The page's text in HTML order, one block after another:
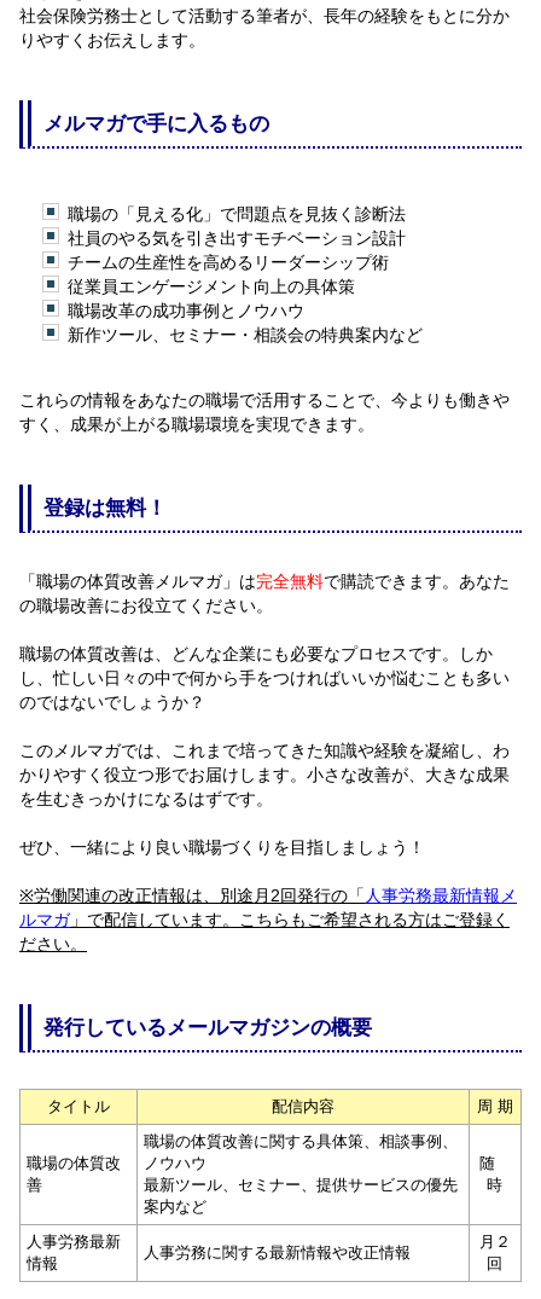
社会保険労務士として活動する筆者が、長年の経験をもとに分か
りやすくお伝えします。
メルマガで手に入るもの
職場の「見える化」で問題点を見抜く診断法
社員のやる気を引き出すモチベーション設計
チームの生産性を高めるリーダーシップ術
従業員エンゲージメント向上の具体策
職場改革の成功事例とノウハウ
新作ツール、セミナー・相談会の特典案内など
これらの情報をあなたの職場で活用することで、今よりも働きや
すく、成果が上がる職場環境を実現できます。
登録は無料！
「職場の体質改善メルマガ」は完全無料で購読できます。あなた
の職場改善にお役立てください。
職場の体質改善は、どんな企業にも必要なプロセスです。しか
し、忙しい日々の中で何から手をつければいいか悩むことも多い
のではないでしょうか？
このメルマガでは、これまで培ってきた知識や経験を凝縮し、わ
かりやすく役立つ形でお届けします。小さな改善が、大きな成果
を生むきっかけになるはずです。
ぜひ、一緒により良い職場づくりを目指しましょう！
※労働関連の改正情報は、別途月2回発行の「 人事労務最新情報メ
ルマガ」で配信しています。こちらもご希望される方はご登録く
ださい。
発行しているメールマガジンの概要
タイトル 配信内容 周 期
職場の体質改
善
職場の体質改善に関する具体策、相談事例、
ノウハウ
最新ツール、セミナー、提供サービスの優先
案内など
随
時
人事労務最新
情報
人事労務に関する最新情報や改正情報
月２
回